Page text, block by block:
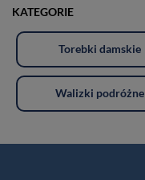
KATEGORIE
Torebki damskie
Walizki podróżne